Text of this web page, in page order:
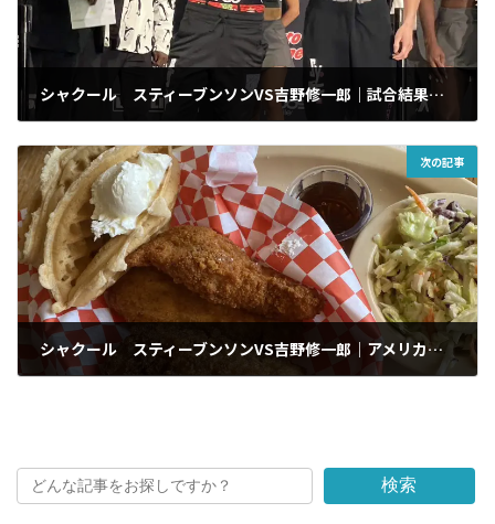
シャクール スティーブンソンVS吉野修一郎｜試合結果｜WOWOWエキサイトマッチ｜2023/4/8(土)｜米国ニュージャージー州
次の記事
シャクール スティーブンソンVS吉野修一郎｜アメリカ渡米報告記番外編｜珍エピソード
検索